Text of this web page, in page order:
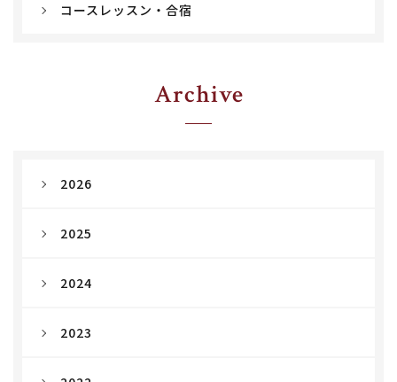
コースレッスン・合宿
Archive
2026
2025
2024
2023